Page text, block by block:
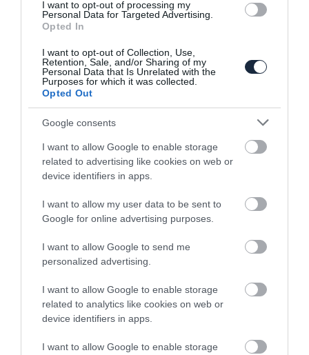
I want to opt-out of processing my
Personal Data for Targeted Advertising.
Opted In
I want to opt-out of Collection, Use,
Retention, Sale, and/or Sharing of my
Personal Data that Is Unrelated with the
Purposes for which it was collected.
Opted Out
Google consents
I want to allow Google to enable storage
related to advertising like cookies on web or
device identifiers in apps.
I want to allow my user data to be sent to
Google for online advertising purposes.
I want to allow Google to send me
personalized advertising.
I want to allow Google to enable storage
related to analytics like cookies on web or
device identifiers in apps.
I want to allow Google to enable storage
Két tanulmány mutatja be a Honda
A Honda is betársul a Tesla CO2 kvótájába
Elektromos városi tanulmánnyal megy
Genfbe a Honda